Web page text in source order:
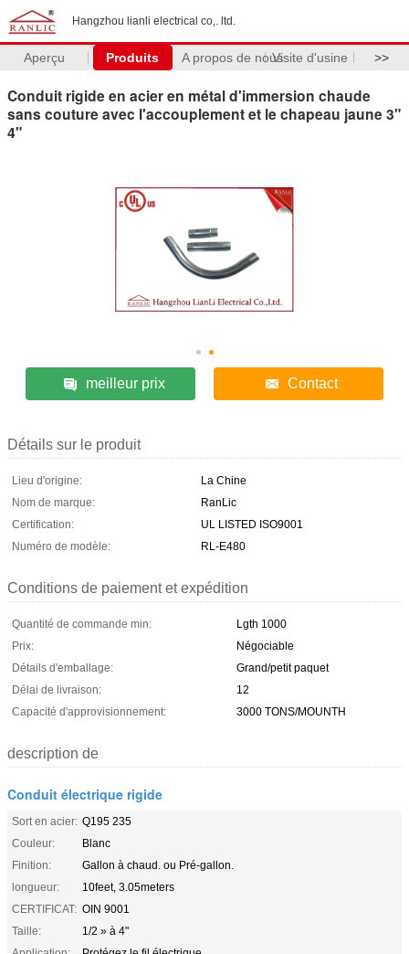
Hangzhou lianli electrical co,. ltd.
Aperçu Produits A propos de nousVisite d'usine >>
Conduit rigide en acier en métal d'immersion chaude
sans couture avec l'accouplement et le chapeau jaune 3"
4"
meilleur prix Contact
Détails sur le produit
Lieu d'origine:
La Chine
Nom de marque:
RanLic
Certification:
UL LISTED ISO9001
Numéro de modèle:
RL-E480
Conditions de paiement et expédition
Quantité de commande min:
Lgth 1000
Prix:
Négociable
Détails d'emballage:
Grand/petit paquet
Délai de livraison:
12
Capacité d'approvisionnement:
3000 TONS/MOUNTH
description de
Conduit électrique rigide
Sort en acier: Q195 235
Couleur:
Blanc
Finition:
Gallon à chaud. ou Pré-gallon.
longueur:
10feet, 3.05meters
CERTIFICAT: OIN 9001
Taille:
1/2 » à 4"